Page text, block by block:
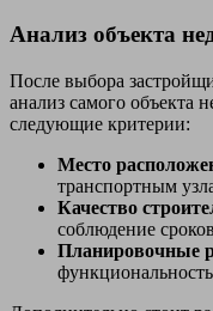
Анализ объекта
После выбора
анализ самого объекта
следующие критерии:
Место
транспортным
Качество
соблюдение
Планировочные